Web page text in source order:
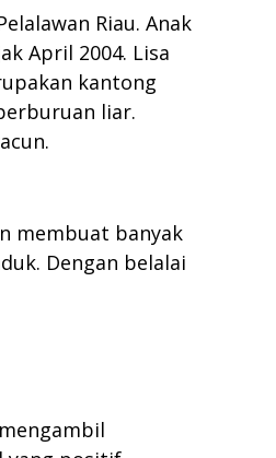
Riau. Anak
April 2004. Lisa
kantong
liar.
membuat banyak
Dengan belalai